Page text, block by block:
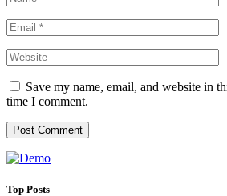
Save my name, email, and website in
time I comment.
Top Posts